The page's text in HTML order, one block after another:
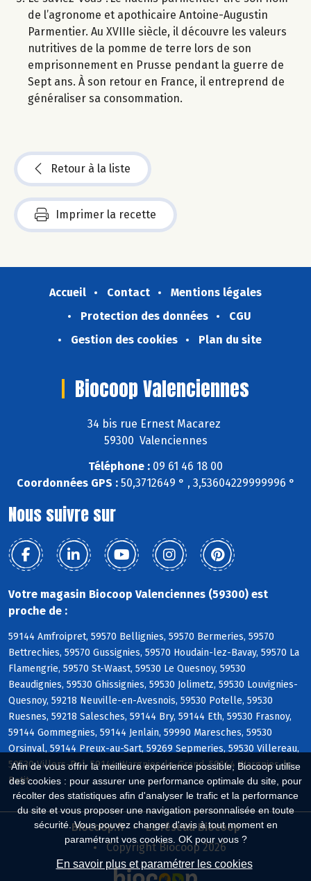
Afin de vous offrir la meilleure expérience possible, Biocoop utilise
des cookies : pour assurer une performance optimale du site, pour
récolter des statistiques afin d'analyser le trafic et la performance
du site et vous proposer une navigation personnalisée en toute
sécurité. Vous pouvez changer d'avis à tout moment en
paramétrant vos cookies. OK pour vous ?
En savoir plus et paramétrer les cookies
de l’agronome et apothicaire Antoine-Augustin
Parmentier. Au XVIIIe siècle, il découvre les valeurs
nutritives de la pomme de terre lors de son
emprisonnement en Prusse pendant la guerre de
Sept ans. À son retour en France, il entreprend de
généraliser sa consommation.
Retour à la liste
Imprimer la recette
Accueil Contact
Mentions légales
Protection des données
CGU
Gestion des cookies
Plan du site
Biocoop Valenciennes
34 bis rue Ernest Macarez
59300 Valenciennes
Téléphone : 09 61 46 18 00
Coordonnées GPS :50,3712649 ° , 3,53604229999996 °
Nous suivre sur
Votre magasin Biocoop Valenciennes (59300) est
proche de :
59144 Amfroipret, 59570 Bellignies, 59570 Bermeries, 59570
Bettrechies, 59570 Gussignies, 59570 Houdain-lez-Bavay, 59570 La
Flamengrie, 59570 St-Waast, 59530 Le Quesnoy, 59530
Beaudignies, 59530 Ghissignies, 59530 Jolimetz, 59530 Louvignies-
Quesnoy, 59218 Neuville-en-Avesnois, 59530 Potelle, 59530
Ruesnes, 59218 Salesches, 59144 Bry, 59144 Eth, 59530 Frasnoy,
59144 Gommegnies, 59144 Jenlain, 59990 Maresches, 59530
Orsinval, 59144 Preux-au-Sart, 59269 Sepmeries, 59530 Villereau,
59530 Villers-Pol, 59144 Wargnies-le-Grand, 59144 Wargnies-le-
Petit
Biocoop.fr
Le réseau Biocoop
Copyright Biocoop 2026